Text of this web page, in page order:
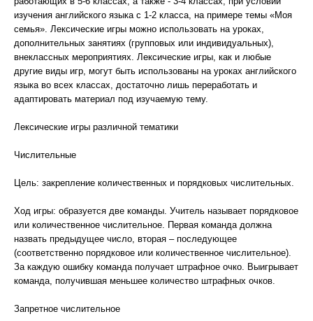
изучения английского языка с 1-2 класса, на примере темы «Моя
семья». Лексические игры можно использовать на уроках,
дополнительных занятиях (групповых или индивидуальных),
внеклассных мероприятиях. Лексические игры, как и любые
другие виды игр, могут быть использованы на уроках английского
языка во всех классах, достаточно лишь переработать и
адаптировать материал под изучаемую тему.
Лексические игры различной тематики
Числительные
Цель: закрепление количественных и порядковых числительных.
Ход игры: образуется две команды. Учитель называет порядковое
или количественное числительное. Первая команда должна
назвать предыдущее число, вторая – последующее
(соответственно порядковое или количественное числительное).
За каждую ошибку команда получает штрафное очко. Выигрывает
команда, получившая меньшее количество штрафных очков.
Запретное числительное